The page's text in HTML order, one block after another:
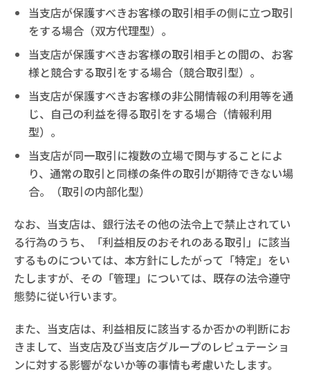
当支店が保護すべきお客様の取引相手の側に立つ取引
をする場合（双方代理型）。
当支店が保護すべきお客様の取引相手との間の、お客
様と競合する取引をする場合（競合取引型）。
当支店が保護すべきお客様の非公開情報の利用等を通
じ、自己の利益を得る取引をする場合（情報利用
型）。
当支店が同一取引に複数の立場で関与することによ
り、通常の取引と同様の条件の取引が期待できない場
合。（取引の内部化型）
なお、当支店は、銀行法その他の法令上で禁止されてい
る行為のうち、「利益相反のおそれのある取引」に該当
するものについては、本方針にしたがって「特定」をい
たしますが、その「管理」については、既存の法令遵守
態勢に従い行います。
また、当支店は、利益相反に該当するか否かの判断にお
きまして、当支店及び当支店グループのレピュテーショ
ンに対する影響がないか等の事情も考慮いたします。